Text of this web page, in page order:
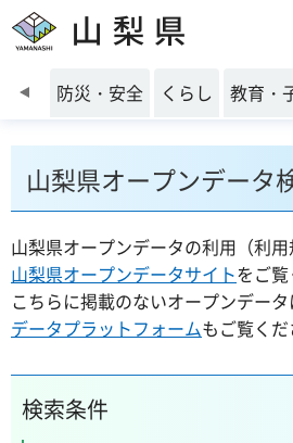
山梨県
前のスライドを表示
防災・安全 くらし 教育・
山梨県オープンデータ
山梨県オープンデータの利用（利用
山梨県オープンデータサイトをご覧
こちらに掲載のないオープンデータ
データプラットフォームもご覧くだ
検索条件